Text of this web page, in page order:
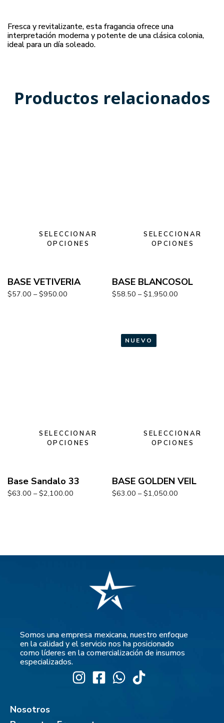
Fresca y revitalizante, esta fragancia ofrece una
interpretación moderna y potente de una clásica colonia,
ideal para un día soleado.
Productos relacionados
SELECCIONAR
OPCIONES
BASE VETIVERIA
$57.00 – $950.00
SELECCIONAR
OPCIONES
BASE BLANCOSOL
$58.50 – $1,950.00
SELECCIONAR
OPCIONES
Base Sandalo 33
$63.00 – $2,100.00
NUEVO
SELECCIONAR
OPCIONES
BASE GOLDEN VEIL
$63.00 – $1,050.00
Somos una empresa mexicana, nuestro enfoque
en la calidad y el servicio nos ha posicionado
como líderes en la comercialización de insumos
especializados.
Nosotros